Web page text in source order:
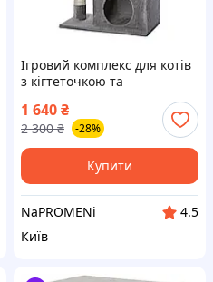
Ігровий комплекс для котів
з кігтеточкою та
grey)
1 640₴
2 300 ₴ -28%
Купити
NaPROMENi
4.5
Київ